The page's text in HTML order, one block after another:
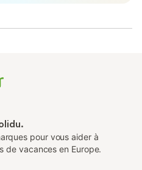
pour vous aider à
de vacances en Europe.